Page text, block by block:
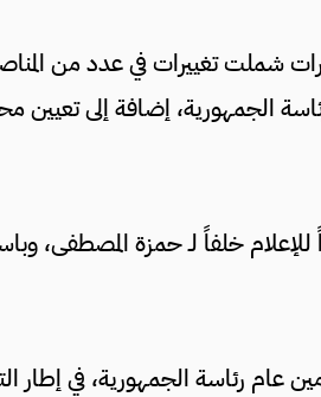
شملت تغييرات في عدد من
الجمهورية، إضافة إلى تعيين
للإعلام خلفاً لـ حمزة المصطفى،
رئاسة الجمهورية، في إطار